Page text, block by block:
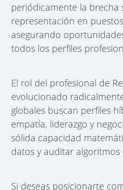
periódicamente la brecha
representación en
asegurando
todos los perfiles
El rol del profesional de
evolucionado
globales buscan perfiles
empatía, liderazgo y
sólida capacidad
datos y auditar algoritmos
Si deseas posicionarte